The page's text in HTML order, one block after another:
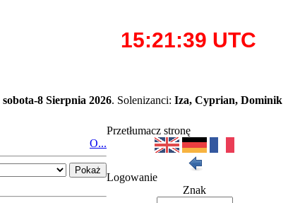
sobota-8 Sierpnia 2026. Solenizanci: Iza, Cyprian, Dominik
O...
Przetłumacz stronę
Logowanie
Znak